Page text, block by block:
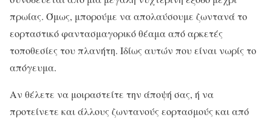
πρωίας. Όμως, μπορούμε να απολαύσουμε ζωντανά το
εορταστικό φαντασμαγορικό θέαμα από αρκετές
τοποθεσίες του πλανήτη. Ιδίως αυτών που είναι νωρίς το
απόγευμα.
Αν θέλετε να μοιραστείτε την άποψή σας, ή να
προτείνετε και άλλους ζωντανούς εορτασμούς και από